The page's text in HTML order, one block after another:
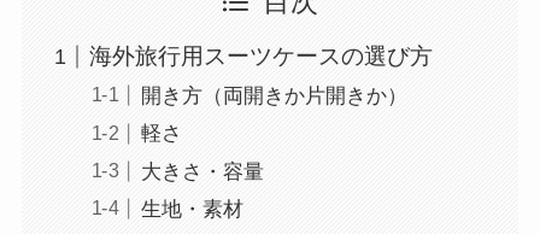
海外旅行用スーツケースの選び方
開き方（両開きか片開きか）
軽さ
大きさ・容量
生地・素材